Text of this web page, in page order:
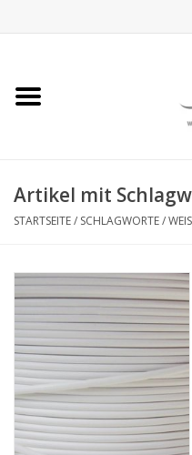
Startseite
Niro Ketten
Niro Zubehör
Wantenseile
Niro Deckbeschläge
Niro Schäkel
Artikel mit
STARTSEITE/ SCHLAGWORTE/